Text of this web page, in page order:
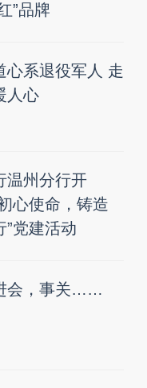
”品牌
心系退役军人 走
人心
温州分行开
心使命，铸造
”党建活动
会，事关……